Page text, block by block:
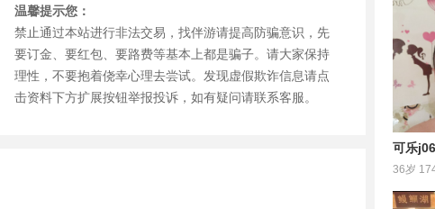
温馨提示您：
禁止通过本站进行非法交易，找伴游请提高防骗意识，先
要订金、要红包、要路费等基本上都是骗子。请大家保持
理性，不要抱着侥幸心理去尝试。发现虚假欺诈信息请点
击资料下方扩展按钮举报投诉，如有疑问请联系客服。
可乐
36岁